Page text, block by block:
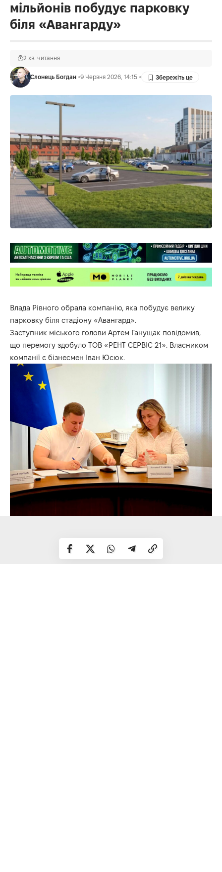
мільйонів побудує парковку
біля «Авангарду»
Слонець Богдан 9 Червня 2026, 14:15
2 хв. читання
Влада Рівного обрала компанію, яка побудує велику
парковку біля стадіону «Авангард».
Заступник міського голови Артем Ганущак повідомив,
що перемогу здобуло ТОВ «РЕНТ СЕРВІС 21». Власником
компанії є бізнесмен Іван Юсюк.